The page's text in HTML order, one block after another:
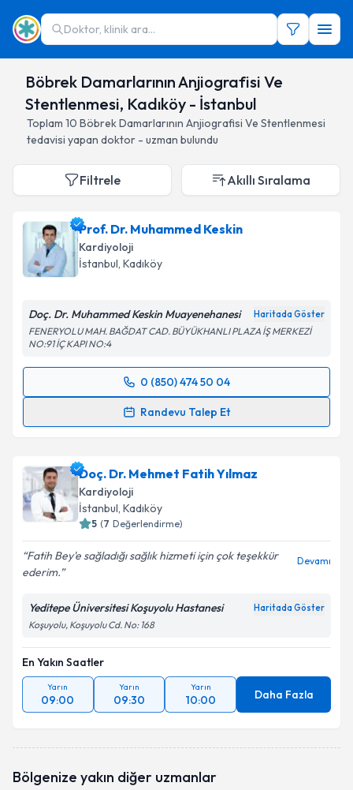
Doktor, klinik ara...
Böbrek Damarlarının Anjiografisi Ve
Stentlenmesi, Kadıköy - İstanbul
Toplam 10 Böbrek Damarlarının Anjiografisi Ve Stentlenmesi
tedavisi yapan doktor - uzman bulundu
Filtrele Akıllı Sıralama
Prof. Dr. Muhammed Keskin
Kardiyoloji
İstanbul, Kadıköy
Doç. Dr. Muhammed Keskin Muayenehanesi Haritada Göster
FENERYOLU MAH. BAĞDAT CAD. BÜYÜKHANLI PLAZA İŞ MERKEZİ
NO:91 İÇ KAPI NO:4
0 (850) 474 50 04
Randevu Talep Et
Randevu Takvimi Talebi
için bir takvim hazırlandığında e-posta ile
bilgilendireceğiz.
E-posta Adresiniz
Kişisel verilerimin işlenmesine ilişkin
Metni'ni okudum ve kişisel verilerimin belirtilen
kapsamda işlenmesini kabul ediyorum.
Takvim Talebini Gönder
Doç. Dr. Mehmet Fatih Yılmaz
Kardiyoloji
İstanbul, Kadıköy
5 (7 Değerlendirme)
Fatih Bey'e sağladığı sağlık hizmeti için çok teşekkür
ederim.
Devamı
Yeditepe Üniversitesi Koşuyolu Hastanesi Haritada Göster
Koşuyolu, Koşuyolu Cd. No: 168
En Yakın Saatler
Yarın
09:00
Yarın
09:30
Yarın
10:00 Daha Fazla
Bölgenize yakın diğer uzmanlar